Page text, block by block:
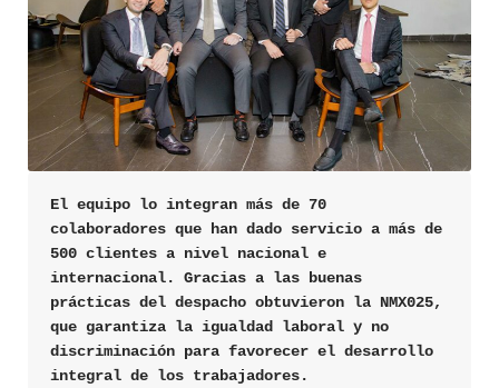
El equipo lo integran más de 70
colaboradores que han dado servicio a más de
500 clientes a nivel nacional e
internacional. Gracias a las buenas
prácticas del despacho obtuvieron la NMX025,
que garantiza la igualdad laboral y no
discriminación para favorecer el desarrollo
integral de los trabajadores.